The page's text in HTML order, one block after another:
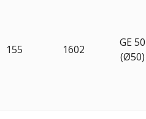
155 1602
GE 50
(Ø50)